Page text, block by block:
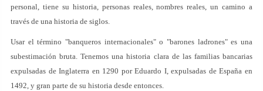
personal, tiene su historia, personas reales, nombres reales, un camino a
través de una historia de siglos.
Usar el término "banqueros internacionales" o "barones ladrones" es una
subestimación bruta. Tenemos una historia clara de las familias bancarias
expulsadas de Inglaterra en 1290 por Eduardo I, expulsadas de España en
1492, y gran parte de su historia desde entonces.